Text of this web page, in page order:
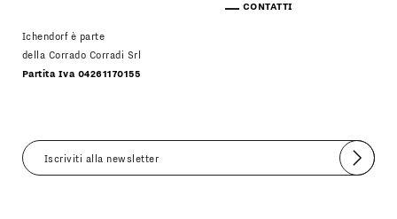
Ichendorf è parte
della Corrado Corradi Srl
Partita Iva 04261170155
CONTATTI
Invia